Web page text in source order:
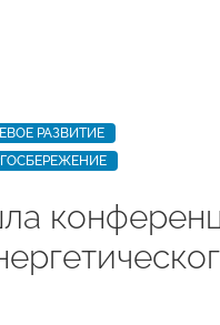
РАЗВИТИЕ